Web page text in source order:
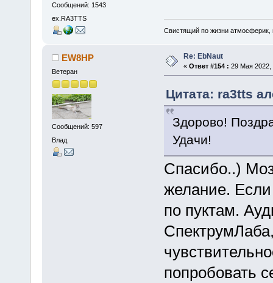
Сообщений: 1543
ex.RA3TTS
Свистящий по жизни
EW8HP
Ветеран
Сообщений: 597
Влад
Re: EbNaut
« Ответ #154 : 29 Мая 2022,
Цитата: ra3tts
Здорово!
Удачи!
Спасибо..)
желание. Если
по пуктам.
попробовать